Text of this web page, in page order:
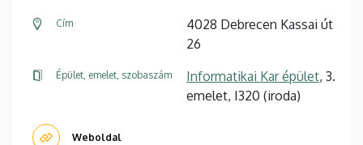
Cím
4028 Debrecen Kassai út
26
Épület, emelet, szobaszám Informatikai Kar épület, 3.
emelet, I320 (iroda)
Weboldal